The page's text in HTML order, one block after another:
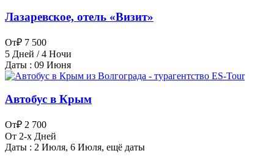
Лазаревское, отель «Визит»
От₽ 7 500
5 Дней / 4 Ночи
Даты : 09 Июня
Автобус в Крым
От₽ 2 700
От 2-х Дней
Даты : 2 Июля, 6 Июля, ещё даты